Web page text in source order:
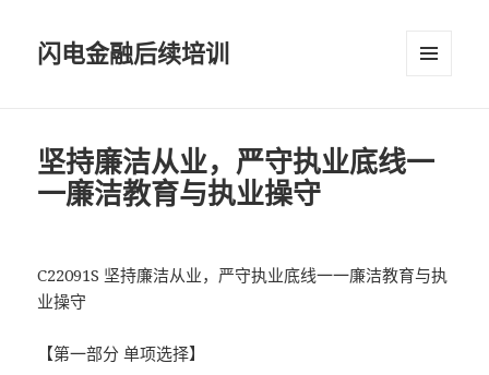
闪电金融后续培训
坚持廉洁从业，严守执业底线一
一廉洁教育与执业操守
C22091S 坚持廉洁从业，严守执业底线一一廉洁教育与执
业操守
【第一部分 单项选择】